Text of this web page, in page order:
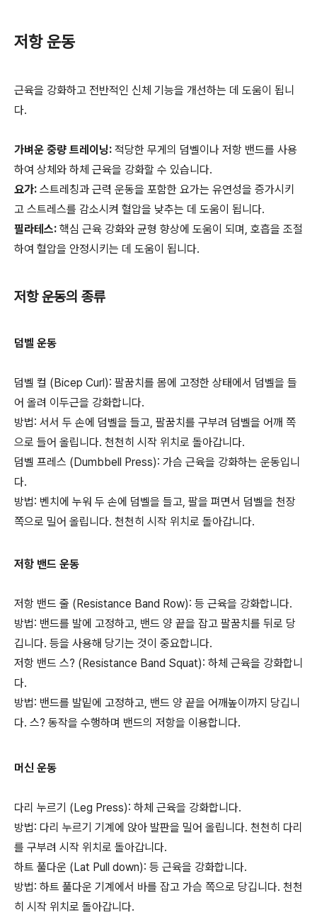
저항 운동
근육을 강화하고 전반적인 신체 기능을 개선하는 데 도움이 됩니
다.
가벼운 중량 트레이닝: 적당한 무게의 덤벨이나 저항 밴드를 사용
하여 상체와 하체 근육을 강화할 수 있습니다.
요가: 스트레칭과 근력 운동을 포함한 요가는 유연성을 증가시키
고 스트레스를 감소시켜 혈압을 낮추는 데 도움이 됩니다.
필라테스: 핵심 근육 강화와 균형 향상에 도움이 되며, 호흡을 조절
하여 혈압을 안정시키는 데 도움이 됩니다.
저항 운동의 종류
덤벨 운동
덤벨 컬 (Bicep Curl): 팔꿈치를 몸에 고정한 상태에서 덤벨을 들
어 올려 이두근을 강화합니다.
방법: 서서 두 손에 덤벨을 들고, 팔꿈치를 구부려 덤벨을 어깨 쪽
으로 들어 올립니다. 천천히 시작 위치로 돌아갑니다.
덤벨 프레스 (Dumbbell Press): 가슴 근육을 강화하는 운동입니
다.
방법: 벤치에 누워 두 손에 덤벨을 들고, 팔을 펴면서 덤벨을 천장
쪽으로 밀어 올립니다. 천천히 시작 위치로 돌아갑니다.
저항 밴드 운동
저항 밴드 줄 (Resistance Band Row): 등 근육을 강화합니다.
방법: 밴드를 발에 고정하고, 밴드 양 끝을 잡고 팔꿈치를 뒤로 당
깁니다. 등을 사용해 당기는 것이 중요합니다.
저항 밴드 스? (Resistance Band Squat): 하체 근육을 강화합니
다.
방법: 밴드를 발밑에 고정하고, 밴드 양 끝을 어깨높이까지 당깁니
다. 스? 동작을 수행하며 밴드의 저항을 이용합니다.
머신 운동
다리 누르기 (Leg Press): 하체 근육을 강화합니다.
방법: 다리 누르기 기계에 앉아 발판을 밀어 올립니다. 천천히 다리
를 구부려 시작 위치로 돌아갑니다.
하트 풀다운 (Lat Pull down): 등 근육을 강화합니다.
방법: 하트 풀다운 기계에서 바를 잡고 가슴 쪽으로 당깁니다. 천천
히 시작 위치로 돌아갑니다.